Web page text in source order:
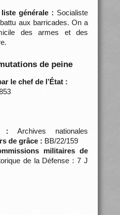
générale : Socialiste
aux barricades. On a
des armes et des
de peine
le chef de l’État :
: Archives nationales
de grâce : BB/22/159
militaires de
de la Défense : 7 J